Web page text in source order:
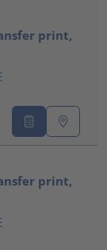
print,
print,